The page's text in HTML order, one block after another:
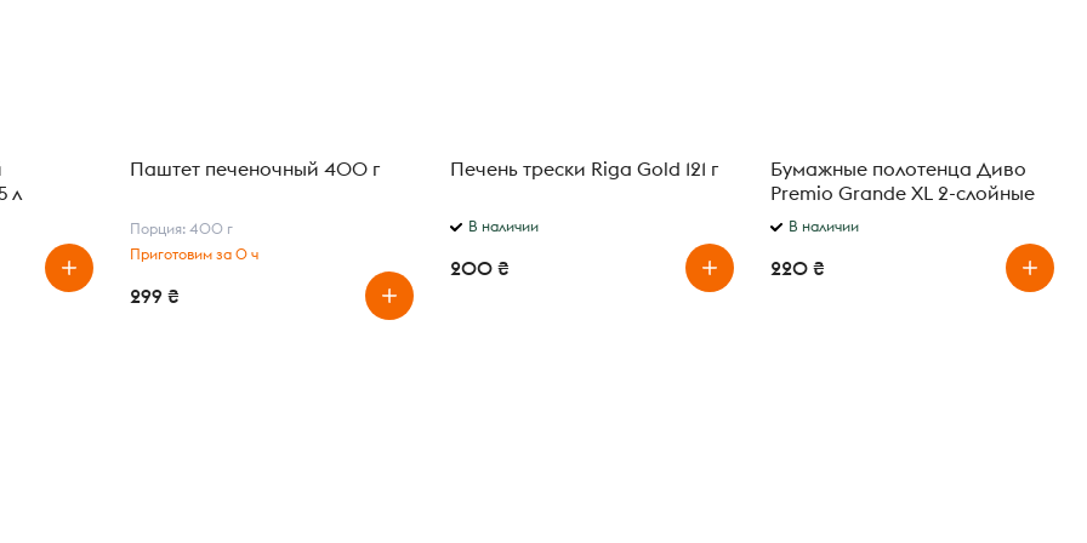
л
Паштет печеночный 400 г
Порция: 400 г
Приготовим за 0 ч
299 ₴
Печень трески Riga Gold 121 г
В наличии
200 ₴
Бумажные полотенца Диво
Premio Grande XL 2-слойные
В наличии
220 ₴